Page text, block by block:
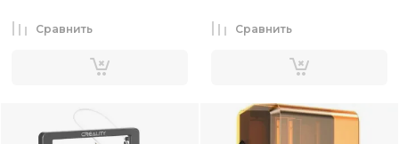
Сравнить Сравнить